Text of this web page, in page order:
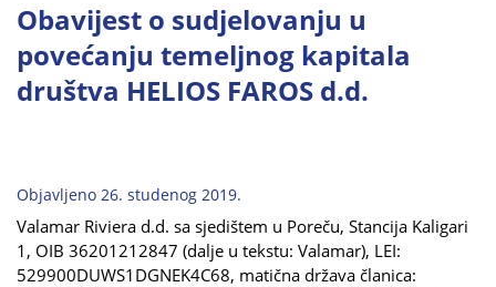
Obavijest o sudjelovanju u
povećanju temeljnog kapitala
društva HELIOS FAROS d.d.
Objavljeno 26. studenog 2019.
Valamar Riviera d.d. sa sjedištem u Poreču, Stancija Kaligari
1, OIB 36201212847 (dalje u tekstu: Valamar), LEI:
529900DUWS1DGNEK4C68, matična država članica: